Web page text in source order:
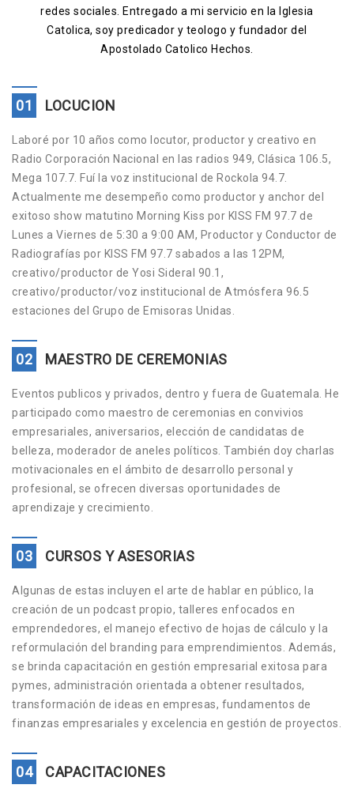
redes sociales. Entregado a mi servicio en la Iglesia
Catolica, soy predicador y teologo y fundador del
Apostolado Catolico Hechos.
01 LOCUCION
Laboré por 10 años como locutor, productor y creativo en
Radio Corporación Nacional en las radios 949, Clásica 106.5,
Mega 107.7. Fuí la voz institucional de Rockola 94.7.
Actualmente me desempeño como productor y anchor del
exitoso show matutino Morning Kiss por KISS FM 97.7 de
Lunes a Viernes de 5:30 a 9:00 AM, Productor y Conductor de
Radiografías por KISS FM 97.7 sabados a las 12PM,
creativo/productor de Yosi Sideral 90.1,
creativo/productor/voz institucional de Atmósfera 96.5
estaciones del Grupo de Emisoras Unidas.
02 MAESTRO DE CEREMONIAS
Eventos publicos y privados, dentro y fuera de Guatemala. He
participado como maestro de ceremonias en convivios
empresariales, aniversarios, elección de candidatas de
belleza, moderador de aneles políticos. También doy charlas
motivacionales en el ámbito de desarrollo personal y
profesional, se ofrecen diversas oportunidades de
aprendizaje y crecimiento.
03 CURSOS Y ASESORIAS
Algunas de estas incluyen el arte de hablar en público, la
creación de un podcast propio, talleres enfocados en
emprendedores, el manejo efectivo de hojas de cálculo y la
reformulación del branding para emprendimientos. Además,
se brinda capacitación en gestión empresarial exitosa para
pymes, administración orientada a obtener resultados,
transformación de ideas en empresas, fundamentos de
finanzas empresariales y excelencia en gestión de proyectos.
04 CAPACITACIONES